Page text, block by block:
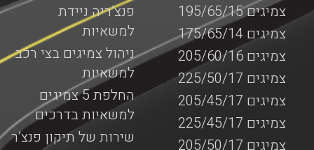
פנצ’ריה ניידת
למשאיות
ניהול צמיגים בצי רכב
למשאיות
החלפת 5 צמיגים
למשאיות בדרכים
שירות של תיקון פנצ’ר
צמיגים 195/65/15
צמיגים 175/65/14
צמיגים 205/60/16
צמיגים 225/50/17
צמיגים 205/45/17
צמיגים 225/45/17
צמיגים 205/50/17